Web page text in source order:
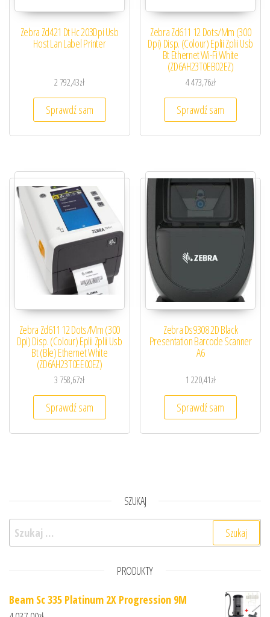
Zebra Zd421 Dt Hc 203Dpi Usb
Host Lan Label Printer
2 792,43zł
Sprawdź sam
Zebra Zd611 12 Dots/Mm (300
Dpi) Disp. (Colour) Eplii Zplii Usb
Bt Ethernet Wi-Fi White
(ZD6AH23T0EB02EZ)
4 473,76zł
Sprawdź sam
Zebra Zd611 12 Dots/Mm (300
Dpi) Disp. (Colour) Eplii Zplii Usb
Bt (Ble) Ethernet White
(ZD6AH23T0EE00EZ)
3 758,67zł
Sprawdź sam
Zebra Ds9308 2D Black
Presentation Barcode Scanner
A6
1 220,41zł
Sprawdź sam
SZUKAJ
Szukaj:
PRODUKTY
Beam Sc 335 Platinum 2X Progression 9M